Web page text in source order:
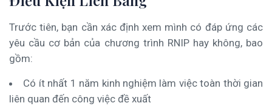
Trước tiên, bạn cần xác định xem mình có đáp ứng các
yêu cầu cơ bản của chương trình RNIP hay không, bao
gồm:
Có ít nhất 1 năm kinh nghiệm làm việc toàn thời gian
liên quan đến công việc đề xuất